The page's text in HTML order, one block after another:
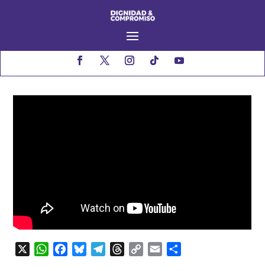
WhatsApp
FacebookBlueskyTelegramThreads
Copy Email